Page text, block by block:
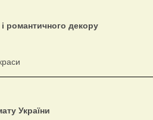
романтичного декору
України